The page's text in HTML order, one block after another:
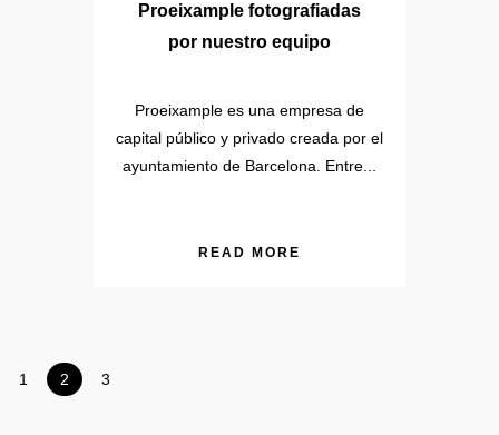
Proeixample fotografiadas
por nuestro equipo
Proeixample es una empresa de
capital público y privado creada por el
ayuntamiento de Barcelona. Entre...
READ MORE
1 2 3